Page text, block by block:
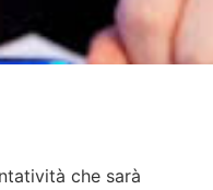
che sarà